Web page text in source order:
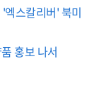
스칼리버' 북미
홍보 나서